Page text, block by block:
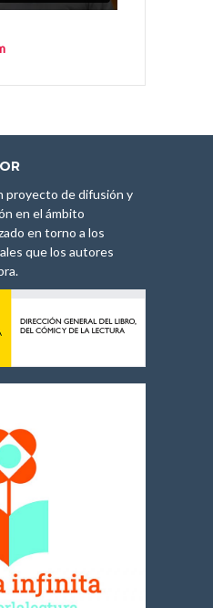
proyecto de difusión y
en el ámbito
en torno a los
que los autores